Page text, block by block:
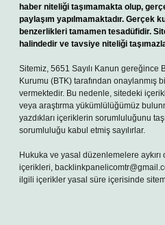
haber niteliği taşımamakta olup,
paylaşım yapılmamaktadır. Gerçek
benzerlikleri tamamen tesadüfidir.
halindedir ve tavsiye niteliği
Sitemiz, 5651 Sayılı Kanun gereğince
Kurumu (BTK) tarafından onaylanmış
vermektedir. Bu nedenle, sitedeki
veya araştırma yükümlülüğümüz
yazdıkları içeriklerin sorumluluğunu
sorumluluğu kabul etmiş sayılırlar.
Hukuka ve yasal düzenlemelere
içerikleri,
ilgili içerikler yasal süre içerisinde